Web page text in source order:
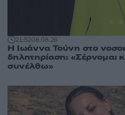
21:5208.08.26
Η Ιωάννα Τούνη στο
δηλητηρίαση: «Σέρνομαι
συνέλθω»